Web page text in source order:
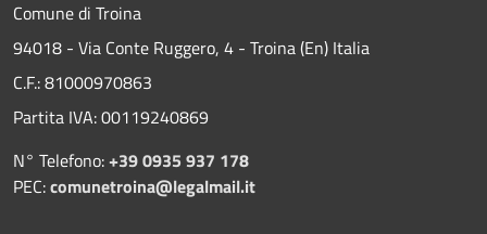
Comune di Troina
94018 - Via Conte Ruggero, 4 - Troina (En) Italia
C.F.: 81000970863
Partita IVA: 00119240869
N° Telefono:+39 0935 937 178
PEC:comunetroina@legalmail.it